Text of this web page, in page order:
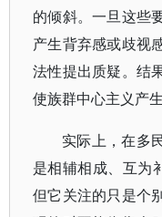
的倾斜。一旦这些
产生背弃感或歧视
法性提出质疑。结
使族群中心主义产
实际上，在多
是相辅相成、互为
但它关注的只是个